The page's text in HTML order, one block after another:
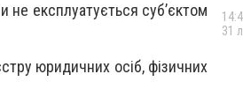
не експлуатується суб’єктом
юридичних осіб, фізичних
31